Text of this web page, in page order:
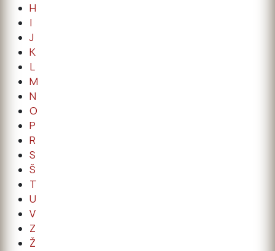
H
I
J
K
L
M
N
O
P
R
S
Š
T
U
V
Z
Ž